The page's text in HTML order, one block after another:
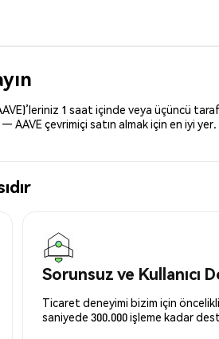
1 saat içinde veya üçüncü
AAVE çevrimiçi satın almak için en iyi yer.
Sorunsuz ve Kullanıcı
Ticaret deneyimi bizim için
saniyede 300.000 işleme kadar